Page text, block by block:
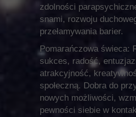
zdolności
snami, rozwoju
przełamywania barier.
Pomarańczowa świeca:
sukces, radość,
atrakcyjność,
społeczną. Dobra do
nowych możliwości,
pewności siebie w